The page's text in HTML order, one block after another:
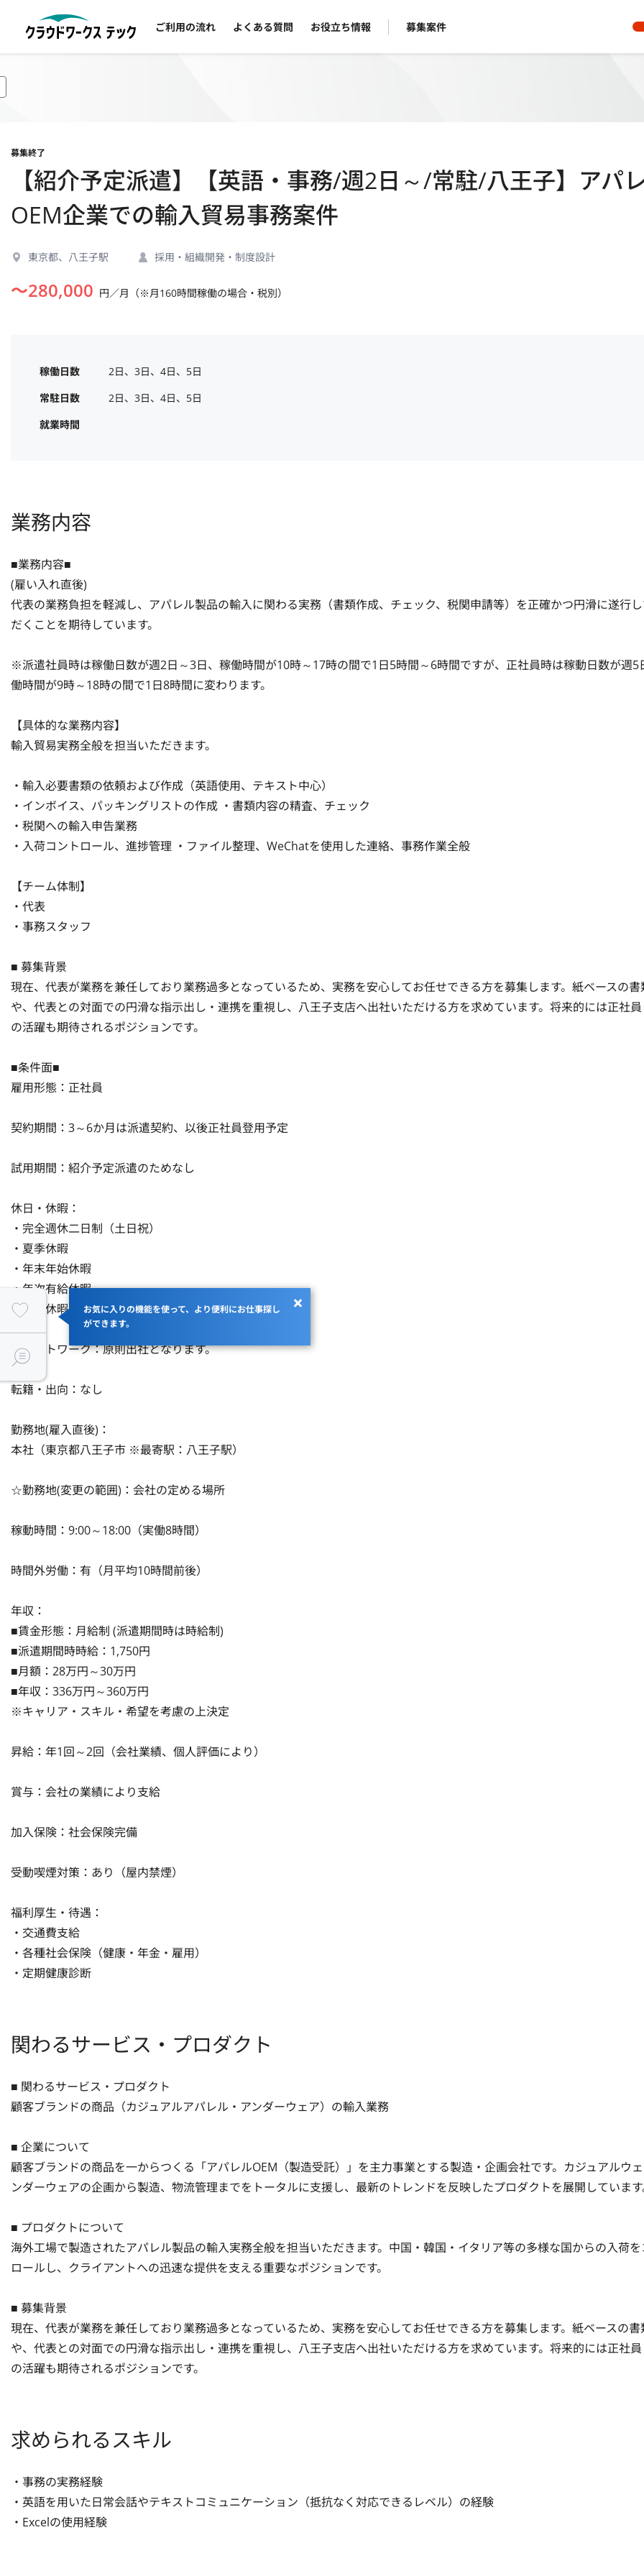
ご利用の流れ よくある質問 お役立ち情報 募集案件
お気に入りの機能を使って、より便利にお仕事探し
ができます。
募集終了
【紹介予定派遣】【英語・事務/週2日～/常駐/八王子】アパ
OEM企業での輸入貿易事務案件
東京都、八王子駅 採用・組織開発・制度設計
〜280,000 円／月（※月160時間稼働の場合・税別）
稼働日数
2日、3日、4日、5日
常駐日数
2日、3日、4日、5日
就業時間
業務内容
■業務内容■
(雇い入れ直後)
代表の業務負担を軽減し、アパレル製品の輸入に関わる実務（書類作成、チェック、税関申請等）を正確かつ円滑に遂行
だくことを期待しています。
※派遣社員時は稼働日数が週2日～3日、稼働時間が10時～17時の間で1日5時間～6時間ですが、正社員時は稼動日数が週5
働時間が9時～18時の間で1日8時間に変わります。
【具体的な業務内容】
輸入貿易実務全般を担当いただきます。
・輸入必要書類の依頼および作成（英語使用、テキスト中心）
・インボイス、パッキングリストの作成 ・書類内容の精査、チェック
・税関への輸入申告業務
・入荷コントロール、進捗管理 ・ファイル整理、WeChatを使用した連絡、事務作業全般
【チーム体制】
・代表
・事務スタッフ
■ 募集背景
現在、代表が業務を兼任しており業務過多となっているため、実務を安心してお任せできる方を募集します。紙ベースの書
や、代表との対面での円滑な指示出し・連携を重視し、八王子支店へ出社いただける方を求めています。将来的には正社
の活躍も期待されるポジションです。
■条件面■
雇用形態：正社員
契約期間：3～6か月は派遣契約、以後正社員登用予定
試用期間：紹介予定派遣のためなし
休日・休暇：
・完全週休二日制（土日祝）
・夏季休暇
・年末年始休暇
・年次有給休暇
・慶弔休暇
リモートワーク：原則出社となります。
転籍・出向：なし
勤務地(雇入直後)：
本社（東京都八王子市 ※最寄駅：八王子駅）
☆勤務地(変更の範囲)：会社の定める場所
稼動時間：9:00～18:00（実働8時間）
時間外労働：有（月平均10時間前後）
年収：
■賃金形態：月給制 (派遣期間時は時給制)
■派遣期間時時給：1,750円
■月額：28万円～30万円
■年収：336万円～360万円
※キャリア・スキル・希望を考慮の上決定
昇給：年1回～2回（会社業績、個人評価により）
賞与：会社の業績により支給
加入保険：社会保険完備
受動喫煙対策：あり（屋内禁煙）
福利厚生・待遇：
・交通費支給
・各種社会保険（健康・年金・雇用）
・定期健康診断
関わるサービス・プロダクト
■ 関わるサービス・プロダクト
顧客ブランドの商品（カジュアルアパレル・アンダーウェア）の輸入業務
■ 企業について
顧客ブランドの商品を一からつくる「アパレルOEM（製造受託）」を主力事業とする製造・企画会社です。カジュアルウ
ンダーウェアの企画から製造、物流管理までをトータルに支援し、最新のトレンドを反映したプロダクトを展開していま
■ プロダクトについて
海外工場で製造されたアパレル製品の輸入実務全般を担当いただきます。中国・韓国・イタリア等の多様な国からの入荷
ロールし、クライアントへの迅速な提供を支える重要なポジションです。
■ 募集背景
現在、代表が業務を兼任しており業務過多となっているため、実務を安心してお任せできる方を募集します。紙ベースの書
や、代表との対面での円滑な指示出し・連携を重視し、八王子支店へ出社いただける方を求めています。将来的には正社
の活躍も期待されるポジションです。
求められるスキル
・事務の実務経験
・英語を用いた日常会話やテキストコミュニケーション（抵抗なく対応できるレベル）の経験
・Excelの使用経験